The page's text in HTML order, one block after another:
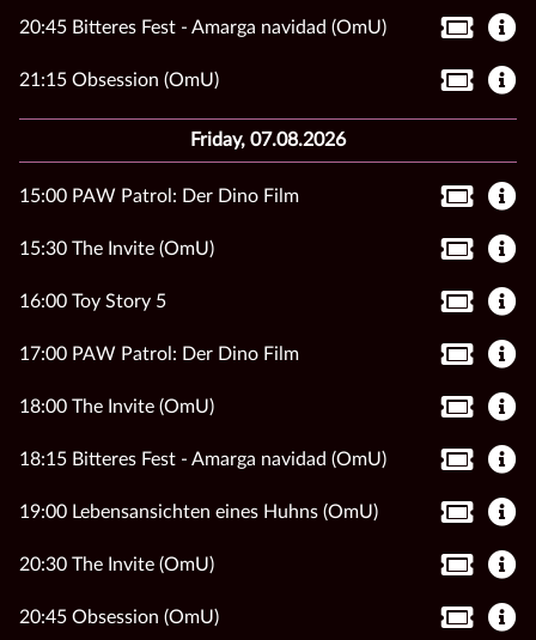
20:45 Bitteres Fest - Amarga navidad (OmU)
21:15 Obsession (OmU)
Friday, 07.08.2026
15:00 PAW Patrol: Der Dino Film
15:30 The Invite (OmU)
16:00 Toy Story 5
17:00 PAW Patrol: Der Dino Film
18:00 The Invite (OmU)
18:15 Bitteres Fest - Amarga navidad (OmU)
19:00 Lebensansichten eines Huhns (OmU)
20:30 The Invite (OmU)
20:45 Obsession (OmU)